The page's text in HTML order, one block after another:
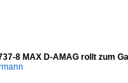
8 MAX D-AMAG rollt zum